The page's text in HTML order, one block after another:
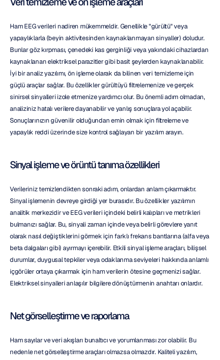
Ham EEG verileri nadiren mükemmeldir. Genellikle "gürültü" veya
yapaylıklarla (beyin aktivitesinden kaynaklanmayan sinyaller) doludur.
Bunlar göz kırpması, çenedeki kas gerginliği veya yakındaki cihazlardan
kaynaklanan elektriksel parazitler gibi basit şeylerden kaynaklanabilir.
İyi bir analiz yazılımı, ön işleme olarak da bilinen veri temizleme için
güçlü araçlar sağlar. Bu özellikler gürültüyü filtrelemenize ve gerçek
sinirsel sinyalleri izole etmenize yardımcı olur. Bu önemli adım olmadan,
analiziniz hatalı verilere dayanabilir ve yanlış sonuçlara yol açabilir.
Sonuçlarınızın güvenilir olduğundan emin olmak için filtreleme ve
yapaylık reddi üzerinde size kontrol sağlayan bir yazılım arayın.
Sinyal işleme ve örüntü tanıma özellikleri
Verileriniz temizlendikten sonraki adım, onlardan anlam çıkarmaktır.
Sinyal işlemenin devreye girdiği yer burasıdır. Bu özellikler yazılımın
analitik merkezidir ve EEG verileri içindeki belirli kalıpları ve metrikleri
bulmanızı sağlar. Bu, sinyali zaman içinde veya belirli görevlere yanıt
olarak nasıl değiştiklerini görmek için farklı frekans bantlarına (alfa veya
beta dalgaları gibi) ayırmayı içerebilir. Etkili sinyal işleme araçları, bilişsel
durumlar, duygusal tepkiler veya odaklanma seviyeleri hakkında anlamlı
içgörüler ortaya çıkarmak için ham verilerin ötesine geçmenizi sağlar.
Elektriksel sinyalleri anlaşılır bilgilere dönüştürmenin anahtarı onlardır.
Net görselleştirme ve raporlama
Ham sayılar ve veri akışları bunaltıcı ve yorumlanması zor olabilir. Bu
nedenle net görselleştirme araçları olmazsa olmazdır. Kaliteli yazılım,